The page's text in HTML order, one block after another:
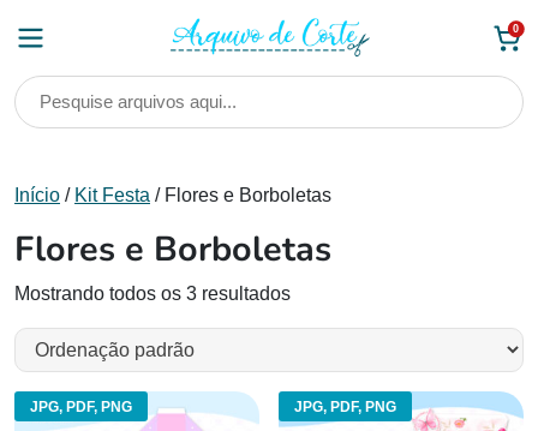
0
Início / Kit Festa / Flores e Borboletas
Flores e Borboletas
Mostrando todos os 3 resultados
JPG, PDF, PNG JPG, PDF, PNG